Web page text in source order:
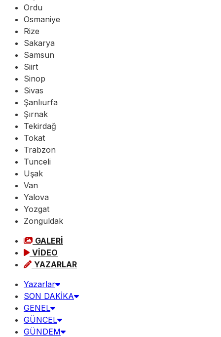
Ordu
Osmaniye
Rize
Sakarya
Samsun
Siirt
Sinop
Sivas
Şanlıurfa
Şırnak
Tekirdağ
Tokat
Trabzon
Tunceli
Uşak
Van
Yalova
Yozgat
Zonguldak
GALERİ
VİDEO
YAZARLAR
Yazarlar
SON DAKİKA
GENEL
GÜNCEL
GÜNDEM